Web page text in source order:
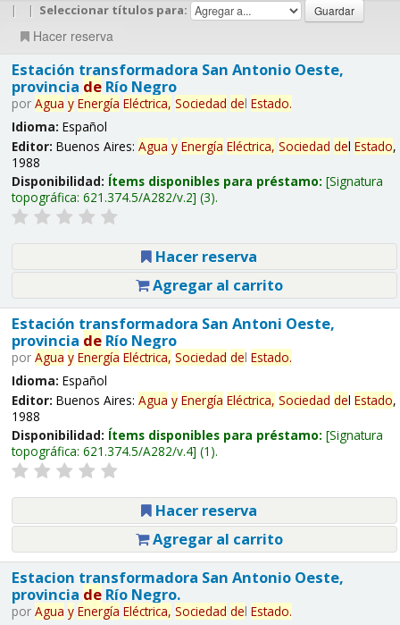
| | Seleccionar títulos para:
Hacer reserva
Estación transformadora San Antonio Oeste,
provincia deRío Negro
por Agua y Energía Eléctrica, Sociedad del Estado.
Idioma: Español
Editor: Buenos Aires: Agua y Energía Eléctrica, Sociedad del Estado,
1988
Disponibilidad: Ítems disponibles para préstamo: Signatura
topográfica: 621.374.5/A282/v.2 (3).
Hacer reserva
Agregar al carrito
Estación transformadora San Antoni Oeste,
provincia deRío Negro
por Agua y Energía Eléctrica, Sociedad del Estado.
Idioma: Español
Editor: Buenos Aires: Agua y Energía Eléctrica, Sociedad del Estado,
1988
Disponibilidad: Ítems disponibles para préstamo: Signatura
topográfica: 621.374.5/A282/v.4 (1).
Hacer reserva
Agregar al carrito
Estacion transformadora San Antonio Oeste,
provincia deRío Negro.
por Agua y Energía Eléctrica, Sociedad del Estado.